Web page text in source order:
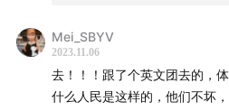
逐步成为中国最大的播客MCN
客提供了多样且实际的支持。
Mei_SBYV
2023.11.06
去！！！跟了个英文团去的，
什么人民是这样的，他们不坏